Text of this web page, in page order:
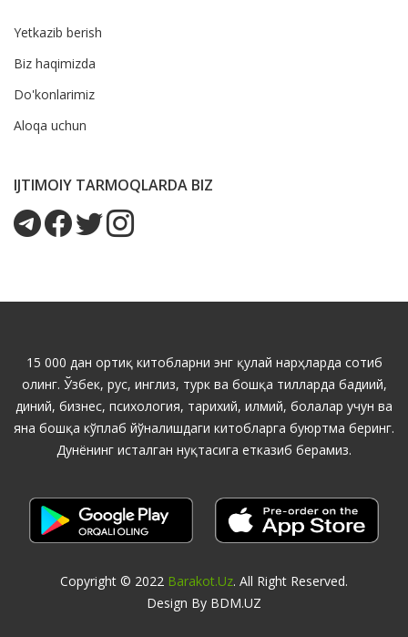
Yetkazib berish
Biz haqimizda
Do'konlarimiz
Aloqa uchun
IJTIMOIY TARMOQLARDA BIZ
15 000 дан ортиқ китобларни энг қулай нарҳларда сотиб
олинг. Ўзбек, рус, инглиз, турк ва бошқа тилларда бадиий,
диний, бизнес, психология, тарихий, илмий, болалар учун ва
яна бошқа кўплаб йўналишдаги китобларга буюртма беринг.
Дунёнинг исталган нуқтасига етказиб берамиз.
Copyright © 2022 Barakot.uz. All Right Reserved.
Design By BDM.UZ